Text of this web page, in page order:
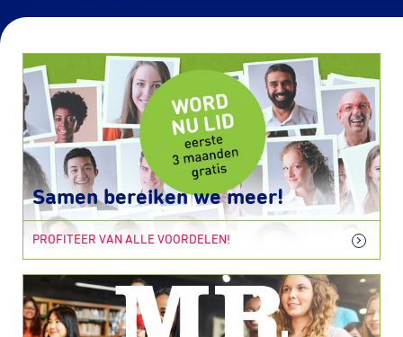
Samen bereiken we meer!
PROFITEER VAN ALLE VOORDELEN!